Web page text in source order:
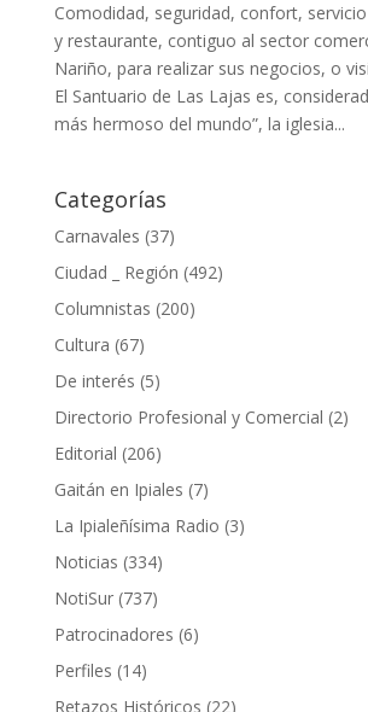
Comodidad, seguridad, confort,
y restaurante, contiguo al sector
Nariño, para realizar sus negocios, o
El Santuario de Las Lajas es,
más hermoso del mundo”, la iglesia...
Categorías
Carnavales (37)
Ciudad _ Región (492)
Columnistas (200)
Cultura (67)
De interés (5)
Directorio Profesional y Comercial (2)
Editorial (206)
Gaitán en Ipiales (7)
La Ipialeñísima Radio (3)
Noticias (334)
NotiSur(737)
Patrocinadores (6)
Perfiles (14)
Retazos Históricos (22)